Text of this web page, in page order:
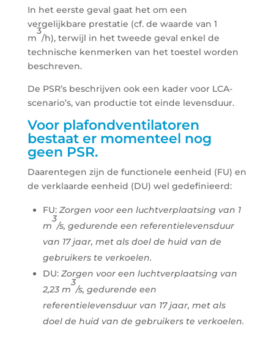
In het eerste geval gaat het om een
vergelijkbare prestatie (cf. de waarde van 1
m
3
/h), terwijl in het tweede geval enkel de
technische kenmerken van het toestel worden
beschreven.
De PSR’s beschrijven ook een kader voor LCA-
scenario’s, van productie tot einde levensduur.
Voor plafondventilatoren
bestaat er momenteel nog
geen PSR.
Daarentegen zijn de functionele eenheid (FU) en
de verklaarde eenheid (DU) wel gedefinieerd:
FU: Zorgen voor een luchtverplaatsing van 1
m
3
/s, gedurende een referentielevensduur
van 17 jaar, met als doel de huid van de
gebruikers te verkoelen.
DU: Zorgen voor een luchtverplaatsing van
2,23 m
3
/s, gedurende een
referentielevensduur van 17 jaar, met als
doel de huid van de gebruikers te verkoelen.